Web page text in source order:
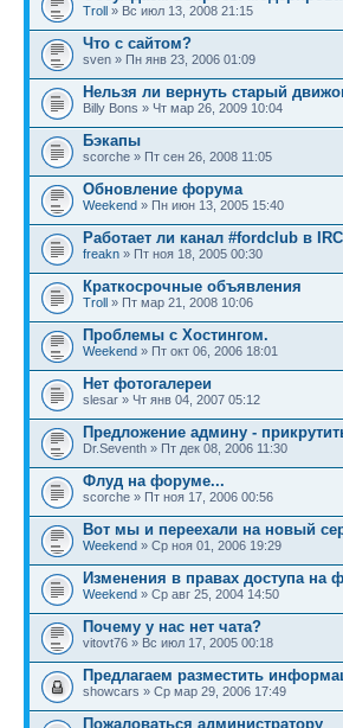
Troll » Вс июл 13, 2008 21:15
Что с сайтом?
sven » Пн янв 23, 2006 01:09
Нельзя ли вернуть старый
Billy Bons » Чт мар 26, 2009 10:04
Бэкапы
scorche » Пт сен 26, 2008 11:05
Обновление форума
Weekend » Пн июн 13, 2005 15:40
Работает ли канал #fordclub в
freakn » Пт ноя 18, 2005 00:30
Краткосрочные объявления
Troll » Пт мар 21, 2008 10:06
Проблемы с Хостингом.
Weekend » Пт окт 06, 2006 18:01
Нет фотогалереи
slesar » Чт янв 04, 2007 05:12
Предложение админу -
Dr.Seventh » Пт дек 08, 2006 11:30
Флуд на форуме...
scorche » Пт ноя 17, 2006 00:56
Вот мы и переехали на новый
Weekend » Ср ноя 01, 2006 19:29
Изменения в правах доступа на
Weekend » Ср авг 25, 2004 14:50
Почему у нас нет чата?
vitovt76 » Вс июл 17, 2005 00:18
Предлагаем разместить
showcars » Ср мар 29, 2006 17:49
Пожаловаться администратору